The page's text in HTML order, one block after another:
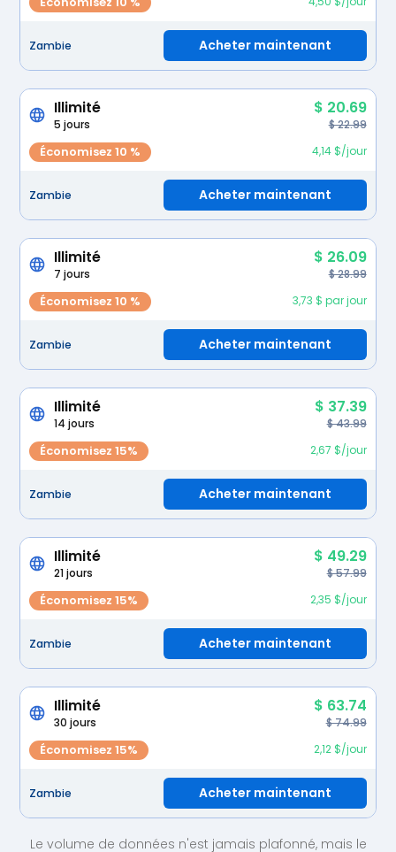
Zambie Acheter maintenant
Illimité $ 20.69
5 jours $ 22.99
Économisez 10 % 4,14 $/jour
Zambie Acheter maintenant
Illimité $ 26.09
7 jours $ 28.99
Économisez 10 % 3,73 $ par jour
Zambie Acheter maintenant
Illimité $ 37.39
14 jours $ 43.99
Économisez 15% 2,67 $/jour
Zambie Acheter maintenant
Illimité $ 49.29
21 jours $ 57.99
Économisez 15% 2,35 $/jour
Zambie Acheter maintenant
Illimité $ 63.74
30 jours $ 74.99
Économisez 15% 2,12 $/jour
Zambie Acheter maintenant
Le volume de données n'est jamais plafonné, mais le